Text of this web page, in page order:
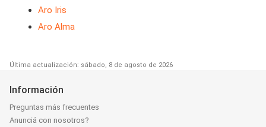
Aro Iris
Aro Alma
Última actualización: sábado, 8 de agosto de 2026
Información
Preguntas más frecuentes
Anunciá con nosotros?